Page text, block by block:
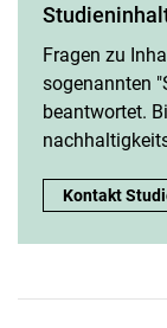
Fragen zu
sogenannten
beantwortet.
Kontakt